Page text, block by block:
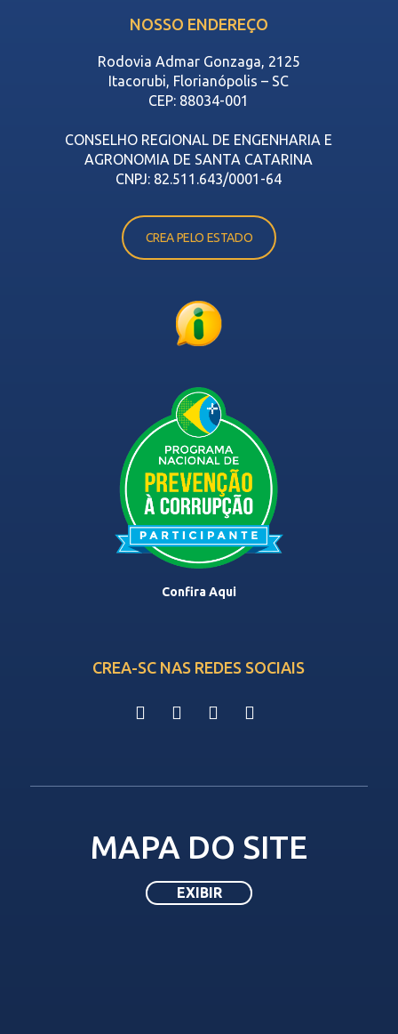
NOSSO ENDEREÇO
Rodovia Admar Gonzaga, 2125
Itacorubi, Florianópolis – SC
CEP: 88034-001
CONSELHO REGIONAL DE ENGENHARIA E
AGRONOMIA DE SANTA CATARINA
CNPJ: 82.511.643/0001-64
CREA PELO ESTADO
Confira Aqui
CREA-SC NAS REDES SOCIAIS
MAPA DO SITE